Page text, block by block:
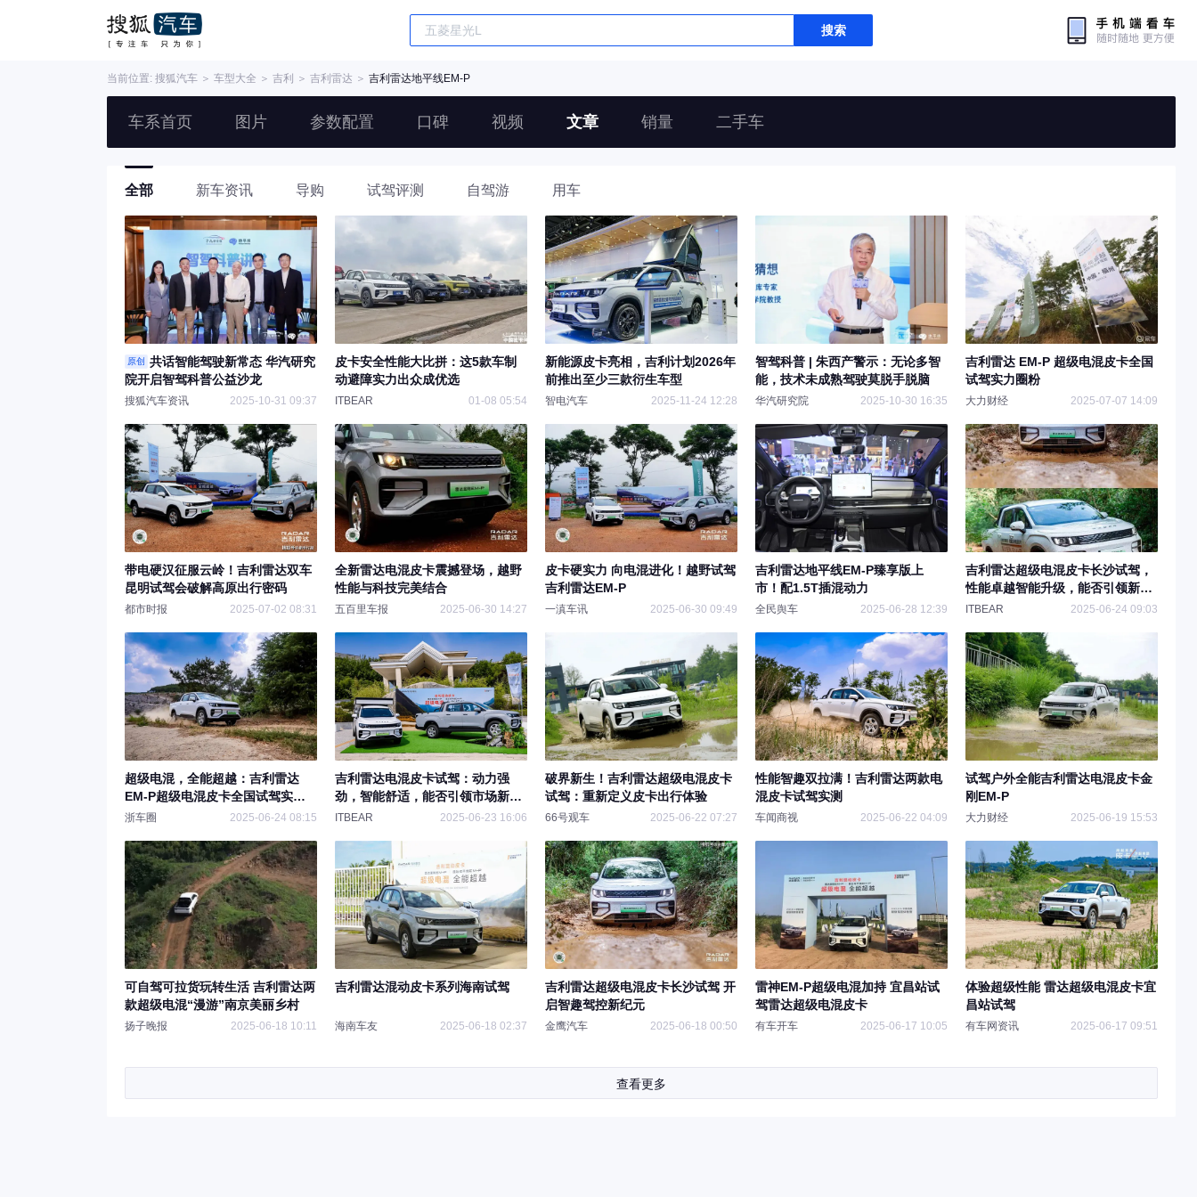
搜索
当前位置: 搜狐汽车 ＞ 车型大全 ＞ 吉利 ＞ 吉利雷达 ＞ 吉利雷达地平线EM-P
车系首页 图片 参数配置 口碑 视频 文章 销量 二手车
全部 新车资讯 导购 试驾评测 自驾游 用车
原创
共话智能驾驶新常态 华汽研究
院开启智驾科普公益沙龙
搜狐汽车资讯 2025-10-31 09:37
皮卡安全性能大比拼：这5款车制
动避障实力出众成优选
ITBEAR 01-08 05:54
新能源皮卡亮相，吉利计划2026年
前推出至少三款衍生车型
智电汽车 2025-11-24 12:28
智驾科普 | 朱西产警示：无论多智
能，技术未成熟驾驶莫脱手脱脑
华汽研究院 2025-10-30 16:35
吉利雷达 EM-P 超级电混皮卡全国
试驾实力圈粉
大力财经 2025-07-07 14:09
带电硬汉征服云岭！吉利雷达双车
昆明试驾会破解高原出行密码
都市时报 2025-07-02 08:31
全新雷达电混皮卡震撼登场，越野
性能与科技完美结合
五百里车报 2025-06-30 14:27
皮卡硬实力 向电混进化！越野试驾
吉利雷达EM-P
一滇车讯 2025-06-30 09:49
吉利雷达地平线EM-P臻享版上
市！配1.5T插混动力
全民舆车 2025-06-28 12:39
吉利雷达超级电混皮卡长沙试驾，
性能卓越智能升级，能否引领新风
尚？
ITBEAR 2025-06-24 09:03
超级电混，全能超越：吉利雷达
EM-P超级电混皮卡全国试驾实力
圈粉
浙车圈 2025-06-24 08:15
吉利雷达电混皮卡试驾：动力强
劲，智能舒适，能否引领市场新风
潮？
ITBEAR 2025-06-23 16:06
破界新生！吉利雷达超级电混皮卡
试驾：重新定义皮卡出行体验
66号观车 2025-06-22 07:27
性能智趣双拉满！吉利雷达两款电
混皮卡试驾实测
车闻商视 2025-06-22 04:09
试驾户外全能吉利雷达电混皮卡金
刚EM-P
大力财经 2025-06-19 15:53
可自驾可拉货玩转生活 吉利雷达两
款超级电混“漫游”南京美丽乡村
扬子晚报 2025-06-18 10:11
吉利雷达混动皮卡系列海南试驾
海南车友 2025-06-18 02:37
吉利雷达超级电混皮卡长沙试驾 开
启智趣驾控新纪元
金鹰汽车 2025-06-18 00:50
雷神EM-P超级电混加持 宜昌站试
驾雷达超级电混皮卡
有车开车 2025-06-17 10:05
体验超级性能 雷达超级电混皮卡宜
昌站试驾
有车网资讯 2025-06-17 09:51
查看更多